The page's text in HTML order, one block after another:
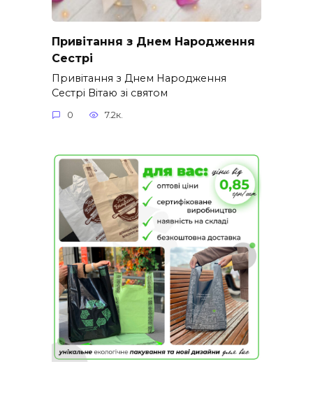
Привітання з Днем Народження
Сестрі
Привітання з Днем Народження
Сестрі Вітаю зі святом
0 7.2к.